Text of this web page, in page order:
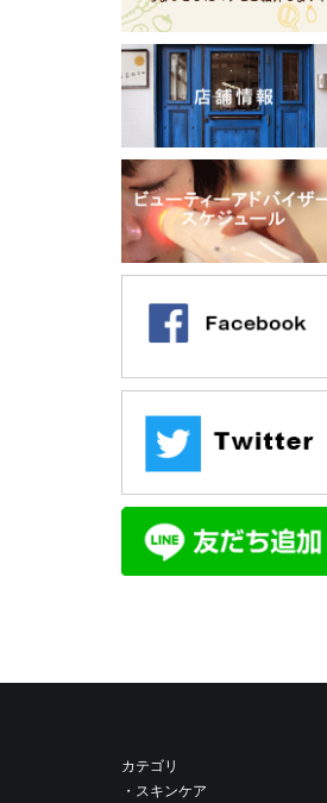
カテゴリ
・スキンケア